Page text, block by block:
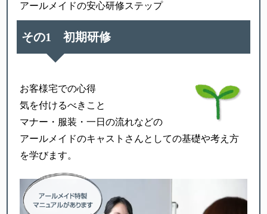
アールメイドの安心研修ステップ
その1 初期研修
お客様宅での心得
気を付けるべきこと
マナー・服装・一日の流れなどの
アールメイドのキャストさんとしての基礎や考え方
を学びます。